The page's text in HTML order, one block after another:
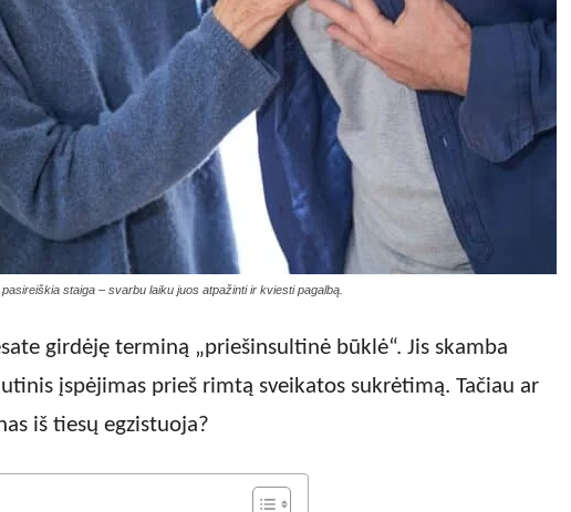
staiga – svarbu laiku juos atpažinti ir kviesti pagalbą.
girdėję terminą „priešinsultinė būklė“. Jis skamba
įspėjimas prieš rimtą sveikatos sukrėtimą. Tačiau ar
iš tiesų egzistuoja?